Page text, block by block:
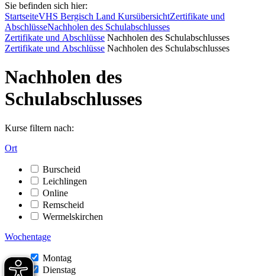
Sie befinden sich hier:
StartseiteVHS Bergisch Land KursübersichtZertifikate und
AbschlüsseNachholen des Schulabschlusses
Zertifikate und Abschlüsse Nachholen des Schulabschlusses
Zertifikate und Abschlüsse Nachholen des Schulabschlusses
Nachholen des
Schulabschlusses
Kurse filtern nach:
Ort
Burscheid
Leichlingen
Online
Remscheid
Wermelskirchen
Wochentage
Montag
Dienstag